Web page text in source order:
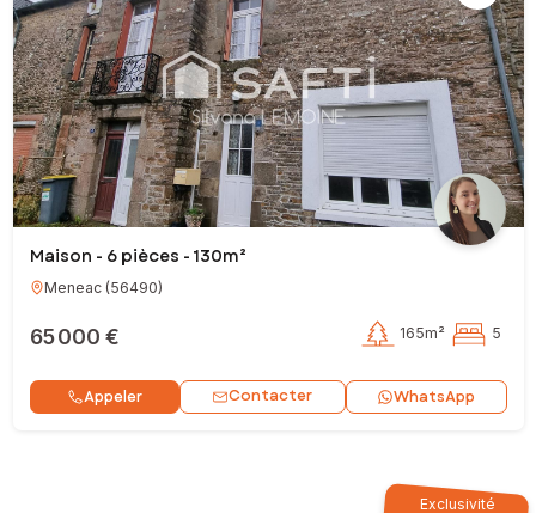
Maison - 6 pièces - 130m²
Meneac(56490)
65 000 € 165m² 5
Appeler Contacter WhatsApp
Exclusivité